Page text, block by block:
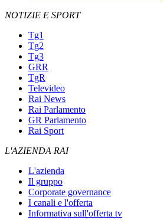
NOTIZIE E SPORT
Tg1
Tg2
Tg3
GRR
TgR
Televideo
Rai News
Rai Parlamento
GR Parlamento
Rai Sport
L'AZIENDA RAI
L'azienda
Il gruppo
Corporate governance
I canali e l'offerta
Informativa sull'offerta tv